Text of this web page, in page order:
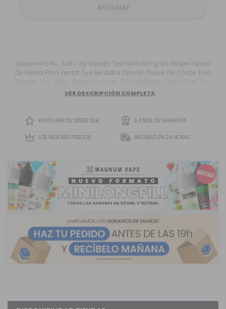
Spearmint Nic Salt I Vg Liquids Tpd 10ml 10mg Un Golpe Fresco
De Menta Para Tentar Tus Sentidos Con Un Toque De Chicle. Esta
Receta Ha Sido Especialmente Desarrollada Para Que Los
VER DESCRIPCIÓN COMPLETA
ENVÍO GRATIS DESDE 30€ 3 AÑOS DE GARANTÍA
LOS MEJORES PRECIOS RECÍBELO EN 24 HORAS